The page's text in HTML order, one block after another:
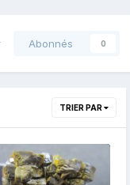
Abonnés 0
TRIER PAR